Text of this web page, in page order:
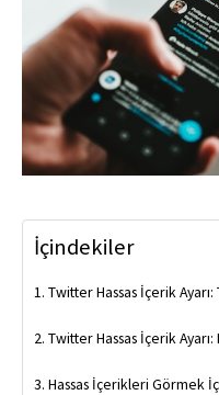
İçindekiler
Twitter Hassas İçerik
Twitter Hassas İçerik
Hassas İçerikleri Görmek